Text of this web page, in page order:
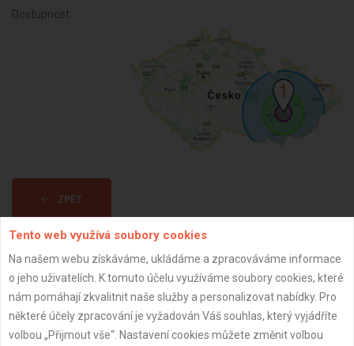
Dostupnost:
ZPĚT
Aktualizováno z portálu ARES dne 02.01.2024 11:00:17
Tento web využívá soubory cookies
Na našem webu získáváme, ukládáme a zpracováváme informace
o jeho uživatelích. K tomuto účelu využíváme soubory cookies, které
nám pomáhají zkvalitnit naše služby a personalizovat nabídky. Pro
některé účely zpracování je vyžadován Váš souhlas, který vyjádříte
volbou „Přijmout vše“. Nastavení cookies můžete změnit volbou